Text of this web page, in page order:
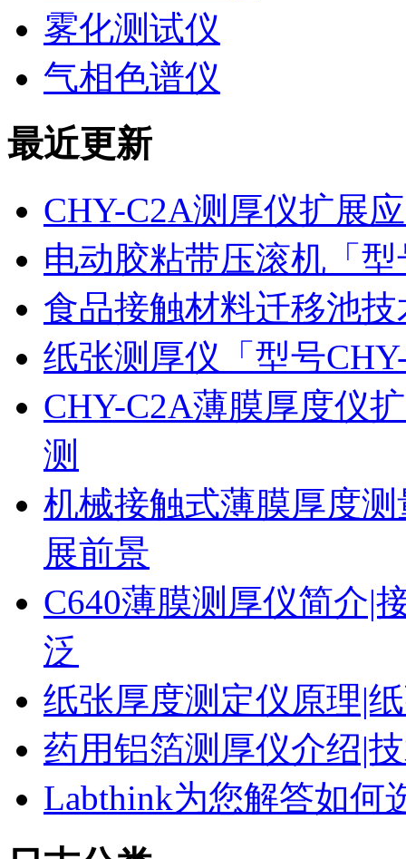
雾化测试仪
气相色谱仪
最近更新
CHY-C2A测厚仪扩展
电动胶粘带压滚机「
食品接触材料迁移池
纸张测厚仪「型号
CHY-C2A薄膜厚度仪
测
机械接触式薄膜厚度
展前景
C640薄膜测厚仪简介|
泛
纸张厚度测定仪原理|
药用铝箔测厚仪介绍|
Labthink为您解答如何